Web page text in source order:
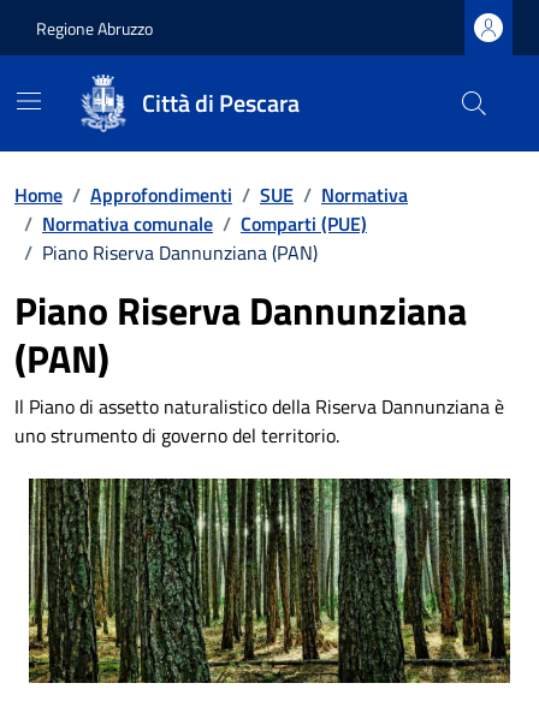
Regione Abruzzo
Città di Pescara
Home / Approfondimenti / SUE / Normativa
/ Normativa comunale / Comparti (PUE)
/ Piano Riserva Dannunziana (PAN)
Piano Riserva Dannunziana
(PAN)
Il Piano di assetto naturalistico della Riserva Dannunziana è
uno strumento di governo del territorio.